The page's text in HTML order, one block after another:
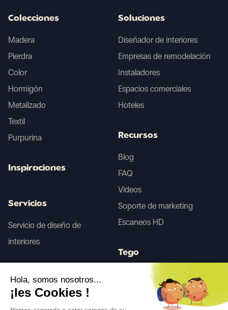
Colecciones
Madera
Pierdra
Color
Hormigón
Metalizado
Textil
Purpurina
Inspiraciones
Servicios
Servicio de diseño de
interiores
Soluciones
Diseñador de interiores
Empresas de remodelación
Instaladores
Espacios comerciales
Hoteles
Recursos
Blog
FAQ
Videos
Soporte de marketing
Escaneos HD
Tego
Antes/Después IA
Hola, somos nosotros...
¡les Cookies !